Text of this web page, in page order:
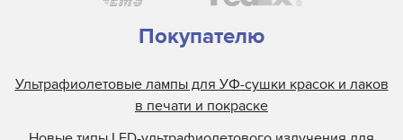
Покупателю
Ультрафиолетовые лампы для УФ-сушки красок и лаков
в печати и покраске